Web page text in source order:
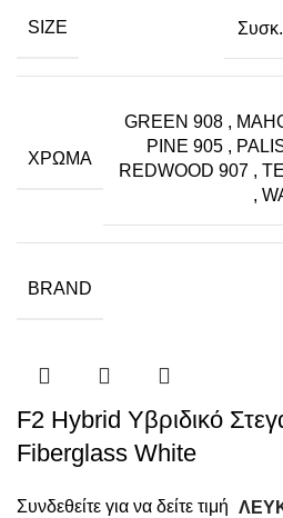
SIZE
ΧΡΏΜΑ
GREEN 908 ,
PINE 905 ,
REDWOOD 907 ,
,
BRAND
F2 Hybrid Υβριδικό
Fiberglass White
Συνδεθείτε για να δείτε τιμή